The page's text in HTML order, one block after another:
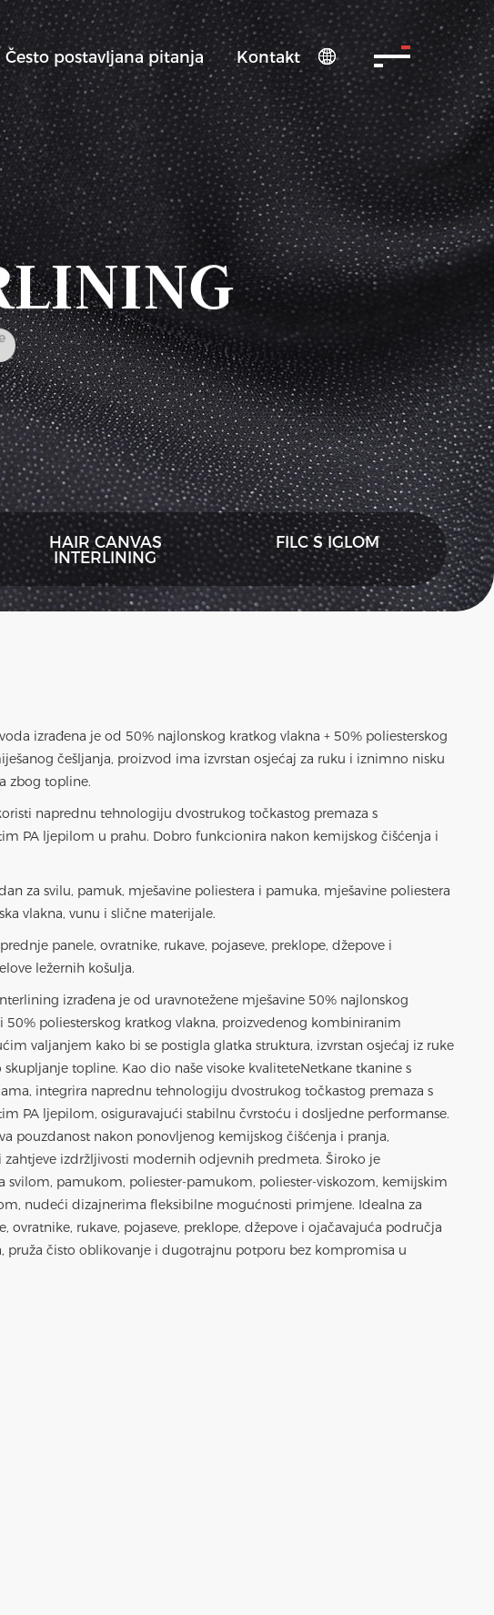
Često postavljana pitanja Kontakt 
HAIR CANVAS
INTERLINING
FILC S IGLOM
izrađena je od 50% najlonskog kratkog vlakna + 50% poliesterskog
češljanja, proizvod ima izvrstan osjećaj za ruku i iznimno nisku
zbog topline.
naprednu tehnologiju dvostrukog točkastog premaza s
PA ljepilom u prahu. Dobro funkcionira nakon kemijskog čišćenja i
za svilu, pamuk, mješavine poliestera i pamuka, mješavine poliestera
vlakna, vunu i slične materijale.
panele, ovratnike, rukave, pojaseve, preklope, džepove i
ležernih košulja.
izrađena je od uravnotežene mješavine 50% najlonskog
50% poliesterskog kratkog vlakna, proizvedenog kombiniranim
valjanjem kako bi se postigla glatka struktura, izvrstan osjećaj iz ruke
skupljanje topline. Kao dio naše visoke kvaliteteNetkane tkanine s
, integrira naprednu tehnologiju dvostrukog točkastog premaza s
PA ljepilom, osiguravajući stabilnu čvrstoću i dosljedne performanse.
pouzdanost nakon ponovljenog kemijskog čišćenja i pranja,
zahtjeve izdržljivosti modernih odjevnih predmeta. Široko je
svilom, pamukom, poliester-pamukom, poliester-viskozom, kemijskim
nudeći dizajnerima fleksibilne mogućnosti primjene. Idealna za
ovratnike, rukave, pojaseve, preklope, džepove i ojačavajuća područja
pruža čisto oblikovanje i dugotrajnu potporu bez kompromisa u